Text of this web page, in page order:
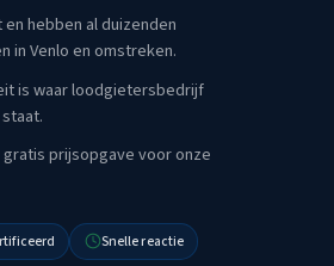
hebben al duizenden
in Venlo en omstreken.
is waar loodgietersbedrijf
prijsopgave voor onze
Snelle reactie